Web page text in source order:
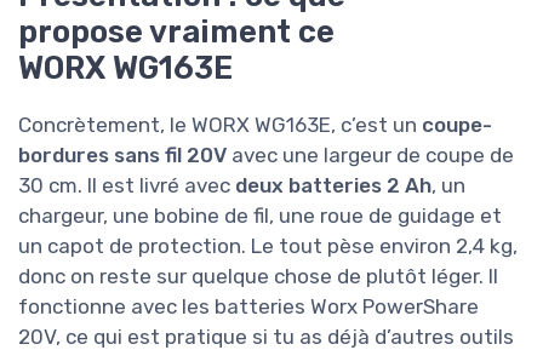
propose vraiment ce
WORX WG163E
Concrètement, le WORX WG163E, c’est un coupe-
bordures sans fil 20V avec une largeur de coupe de
30 cm. Il est livré avec deux batteries 2 Ah, un
chargeur, une bobine de fil, une roue de guidage et
un capot de protection. Le tout pèse environ 2,4 kg,
donc on reste sur quelque chose de plutôt léger. Il
fonctionne avec les batteries Worx PowerShare
20V, ce qui est pratique si tu as déjà d’autres outils